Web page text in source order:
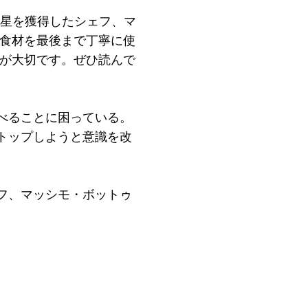
を獲得したシェフ、マ
材を最後まで丁寧に使
大切です。ぜひ読んで
ことに困っている。
ップしようと意識を改
、マッシモ・ボットゥ